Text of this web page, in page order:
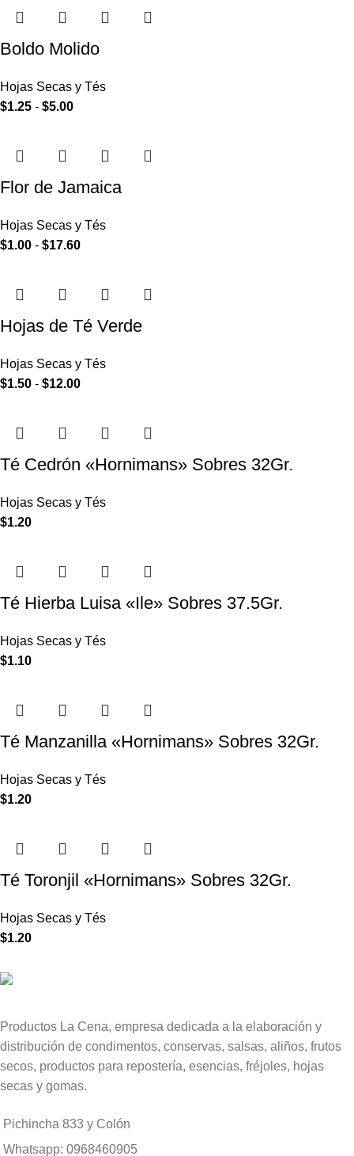
Boldo Molido
Hojas Secas y Tés
$1.25 - $5.00
Flor de Jamaica
Hojas Secas y Tés
$1.00 - $17.60
Hojas de Té Verde
Hojas Secas y Tés
$1.50 - $12.00
Té Cedrón «Hornimans» Sobres 32Gr.
Hojas Secas y Tés
$1.20
Té Hierba Luisa «Ile» Sobres 37.5Gr.
Hojas Secas y Tés
$1.10
Té Manzanilla «Hornimans» Sobres 32Gr.
Hojas Secas y Tés
$1.20
Té Toronjil «Hornimans» Sobres 32Gr.
Hojas Secas y Tés
$1.20
Productos La Cena, empresa dedicada a la elaboración y
distribución de condimentos, conservas, salsas, aliños, frutos
secos, productos para repostería, esencias, fréjoles, hojas
secas y gomas.
Pichincha 833 y Colón
Whatsapp: 0968460905